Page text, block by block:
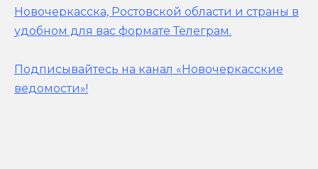
Новочеркасска, Ростовской области и страны в
удобном для вас формате Телеграм.
Подписывайтесь на канал «Новочеркасские
ведомости»!